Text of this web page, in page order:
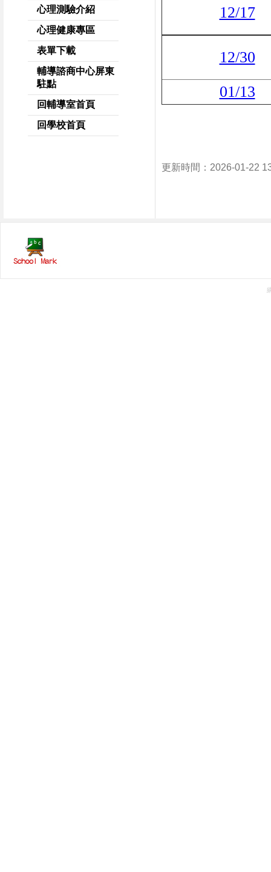
心理測驗介紹
心理健康專區
表單下載
輔導諮商中心屏東
駐點
回輔導室首頁
回學校首頁
12/17
12/30
01/13
更新時間：2026-01-22